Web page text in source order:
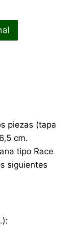
piezas (tapa
cm.
tipo Race
siguientes